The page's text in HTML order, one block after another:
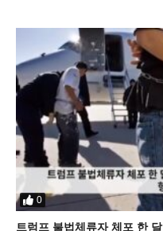
0
트럼프 불법체류자 체포 한